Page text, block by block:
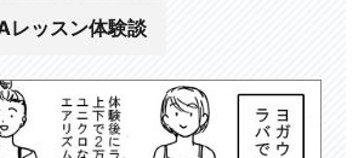
レッスン体験談